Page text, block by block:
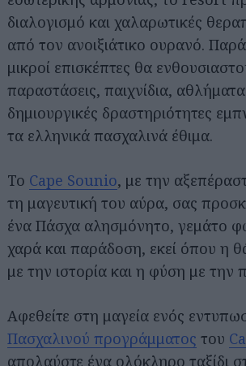
διαλογισμό και χαλαρωτικές
από τον ανοιξιάτικο ουρανό.
μικροί επισκέπτες θα
παραστάσεις, παιχνίδια, αθλήματα
δημιουργικές δραστηριότητες
τα ελληνικά πασχαλινά έθιμα.
Το Cape Sounio, με την
τη μαγευτική του αύρα, σας
ένα Πάσχα αλησμόνητο, γεμάτο
χαρά και παράδοση, εκεί όπου η
με την ιστορία και η φύση με την
Αφεθείτε στη μαγεία ενός
Πασχαλινού προγράμματoς τoυ
απολαύστε ένα ολόκληρο ταξίδι